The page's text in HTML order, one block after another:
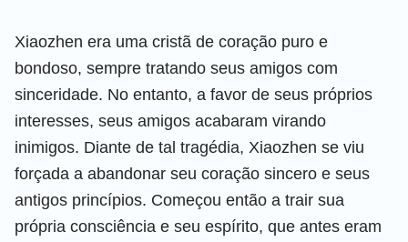
Xiaozhen era uma cristã de coração puro e
bondoso, sempre tratando seus amigos com
sinceridade. No entanto, a favor de seus próprios
interesses, seus amigos acabaram virando
inimigos. Diante de tal tragédia, Xiaozhen se viu
forçada a abandonar seu coração sincero e seus
antigos princípios. Começou então a trair sua
própria consciência e seu espírito, que antes eram